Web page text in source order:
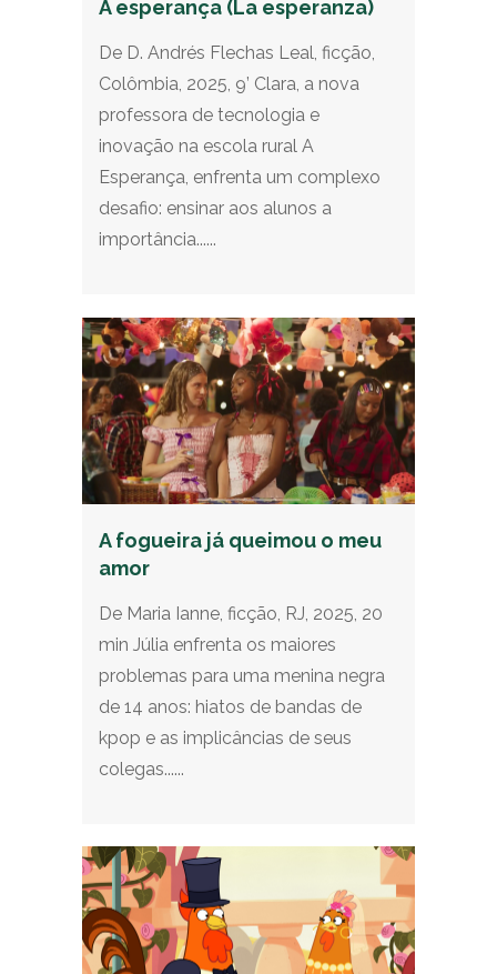
A esperança (La esperanza)
De D. Andrés Flechas Leal, ficção,
Colômbia, 2025, 9’ Clara, a nova
professora de tecnologia e
inovação na escola rural A
Esperança, enfrenta um complexo
desafio: ensinar aos alunos a
importância......
A fogueira já queimou o meu
amor
De Maria Ianne, ficção, RJ, 2025, 20
min Júlia enfrenta os maiores
problemas para uma menina negra
de 14 anos: hiatos de bandas de
kpop e as implicâncias de seus
colegas......